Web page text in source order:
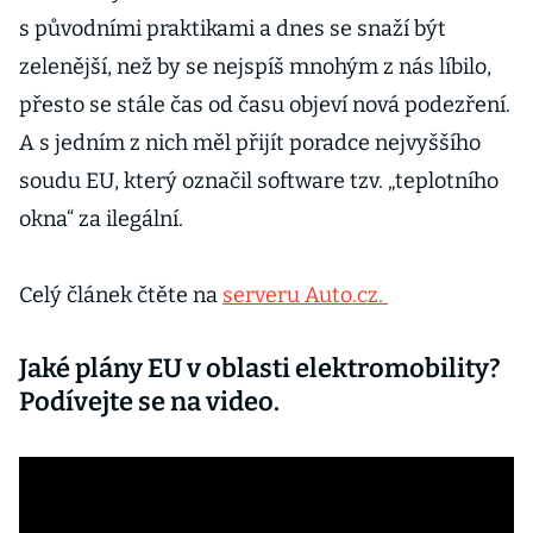
s původními praktikami a dnes se snaží být
zelenější, než by se nejspíš mnohým z nás líbilo,
přesto se stále čas od času objeví nová podezření.
A s jedním z nich měl přijít poradce nejvyššího
soudu EU, který označil software tzv. „teplotního
okna“ za ilegální.
Celý článek čtěte na serveru Auto.cz.
Jaké plány EU v oblasti elektromobility?
Podívejte se na video.